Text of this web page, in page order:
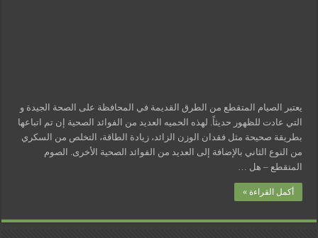
يعتبر الصيام المتقطع من الطرق القديمة في المحافظة على الصحة الجيدة و
التي عادت للظهور حديثاً. لهذه الحميه العديد من الفوائد الصحية إن تم اتباعها
بطريقة صحيحة مثل فقدان الوزن الزائد، زيادة الطاقة، التخلص من السكري
من النوع الثاني بالإضافة إلى العديد من الفوائد الصحية الأخرى. الصوم
المتقطع – هل …
أكمل القراءة »